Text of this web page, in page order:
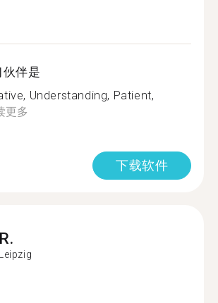
伴是
Understanding, Patient,
更多
下载软件
R.
Leipzig